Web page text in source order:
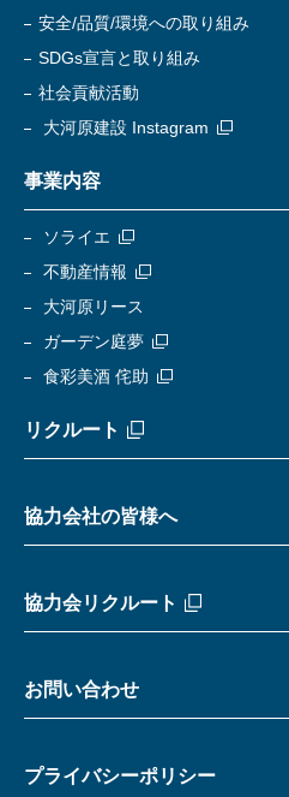
安全/品質/環境への取り組み
SDGs宣言と取り組み
社会貢献活動
大河原建設 Instagram
事業内容
ソライエ
不動産情報
大河原リース
ガーデン庭夢
食彩美酒 侘助
リクルート
協力会社の皆様へ
協力会リクルート
お問い合わせ
プライバシーポリシー